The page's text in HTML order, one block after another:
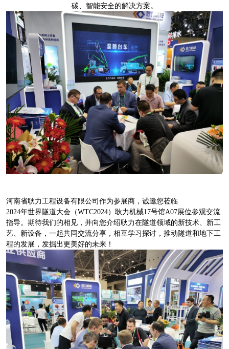
碳、智能安全的解决方案。
河南省耿力工程设备有限公司作为参展商，诚邀您莅临
2024年世界隧道大会（WTC2024）耿力机械17号馆A07展位参观交流
指导。期待我们的相见，并向您介绍耿力在隧道领域的新技术、新工
艺、新设备，一起共同交流分享，相互学习探讨，推动隧道和地下工
程的发展，发掘出更美好的未来！